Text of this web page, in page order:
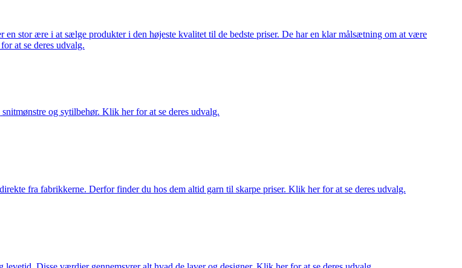
stor ære i at sælge produkter i den højeste kvalitet til de bedste priser. De har en klar målsætning om at være
at se deres udvalg.
og sytilbehør. Klik her for at se deres udvalg.
fra fabrikkerne. Derfor finder du hos dem altid garn til skarpe priser. Klik her for at se deres udvalg.